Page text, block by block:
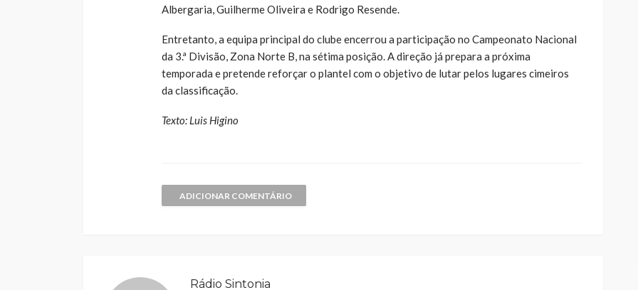
Albergaria, Guilherme Oliveira e Rodrigo Resende.
Entretanto, a equipa principal do clube encerrou a participação no Campeonato Nacional
da 3.ª Divisão, Zona Norte B, na sétima posição. A direção já prepara a próxima
temporada e pretende reforçar o plantel com o objetivo de lutar pelos lugares cimeiros
da classificação.
Texto: Luis Higino
ADICIONAR COMENTÁRIO
Rádio Sintonia